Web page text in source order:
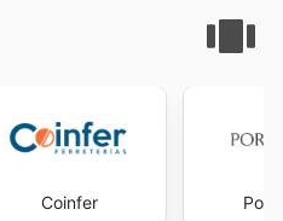
Coinfer